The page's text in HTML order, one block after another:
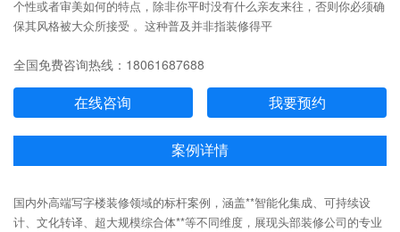
个性或者审美如何的特点，除非你平时没有什么亲友来往，否则你必须确
保其风格被大众所接受 。这种普及并非指装修得平
全国免费咨询热线：18061687688
在线咨询 我要预约
案例详情
国内外高端写字楼装修领域的标杆案例，涵盖**智能化集成、可持续设
计、文化转译、超大规模综合体**等不同维度，展现头部装修公司的专业